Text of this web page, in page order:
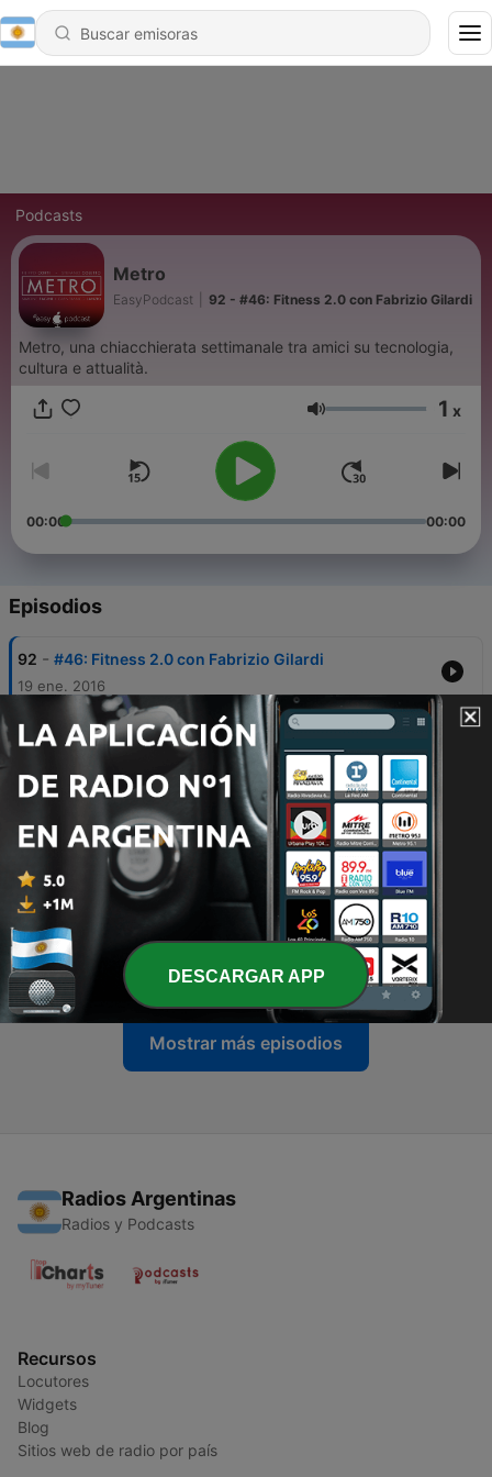
Podcasts
Metro
EasyPodcast 92 - #46: Fitness 2.0 con Fabrizio Gilardi
Metro, una chiacchierata settimanale tra amici su tecnologia,
cultura e attualità.
Volumen 1 x
00:00 00:00
Episodios
92 - #46: Fitness 2.0 con Fabrizio Gilardi
19 ene. 2016
91 - #45: 8 mesi di Apple Watch
90 - #44: Interazioni Digitali con Jacopo Ranzani
22 oct. 2015
89 - #43: Gli eBook sono morti, lunga vita agli eBook!
08 oct. 2015
88 - #42: Content Blockers con Alessio Maffeis
24 sep. 2015
Mostrar más episodios
Radios Argentinas
Radios y Podcasts
Recursos
Locutores
Widgets
Blog
Sitios web de radio por país
DESCARGAR APP